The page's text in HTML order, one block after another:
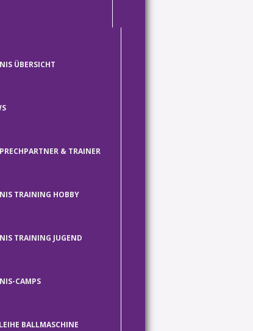
ÜBERSICHT
& TRAINER
TRAINING HOBBY
TRAINING JUGEND
CAMPS
BALLMASCHINE